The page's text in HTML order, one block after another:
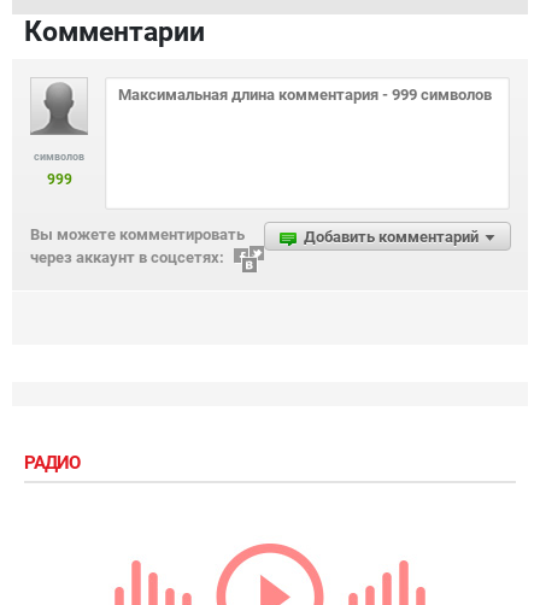
Комментарии
символов
999
Добавить комментарий
Вы можете комментировать
через аккаунт в соцсетях:
РАДИО